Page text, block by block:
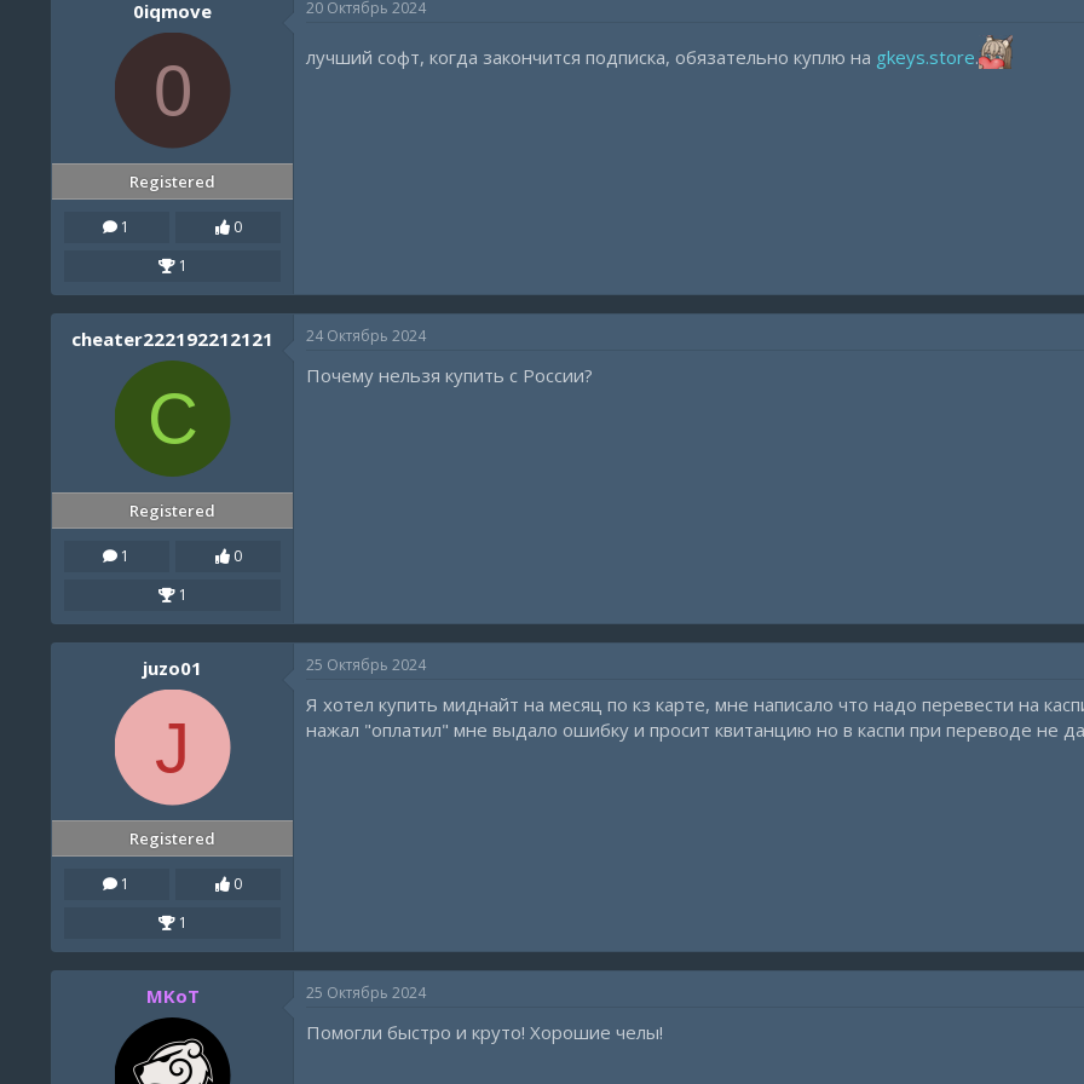
0iqmove
0
Registered
1
0
1
20 Октябрь 2024
лучший софт, когда закончится подписка, обязательно куплю на gkeys.store.
cheater222192212121
C
Registered
1
0
1
24 Октябрь 2024
Почему нельзя купить с России?
juzo01
J
Registered
1
0
1
25 Октябрь 2024
Я хотел купить миднайт на месяц по кз карте, мне написало что надо перевести на
нажал "оплатил" мне выдало ошибку и просит квитанцию но в каспи при переводе не
MKoT 25 Октябрь 2024
Помогли быстро и круто! Хорошие челы!